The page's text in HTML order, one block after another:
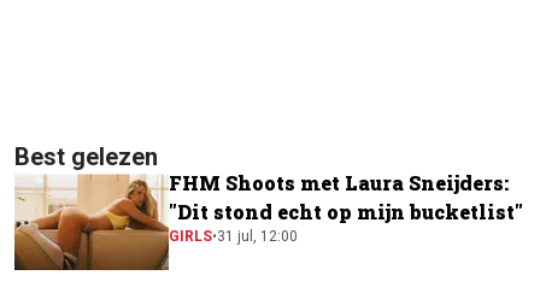
Best gelezen
FHM Shoots met Laura Sneijders:
"Dit stond echt op mijn bucketlist"
GIRLS•31 jul, 12:00